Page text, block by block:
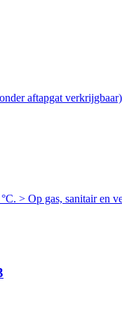
aftapgat verkrijgbaar)
> Op gas, sanitair en